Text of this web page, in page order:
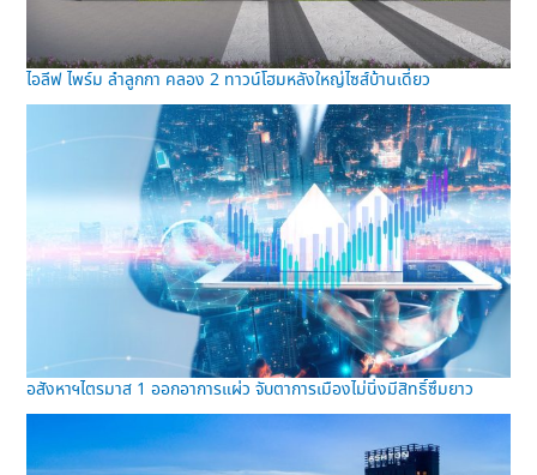
ไอลีฟ ไพร์ม ลำลูกกา คลอง 2 ทาวน์โฮมหลังใหญ่ไซส์บ้านเดี่ยว
อสังหาฯไตรมาส 1 ออกอาการแผ่ว จับตาการเมืองไม่นิ่งมีสิทธิ์ซึมยาว